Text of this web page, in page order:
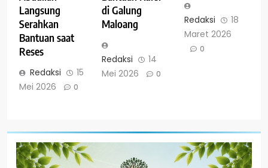
Langsung
Serahkan
Bantuan saat
Reses
Redaksi
15
Mei 2026
0
di Galung
Maloang
Redaksi
14
Mei 2026
0
Redaksi
18
Maret 2026
0